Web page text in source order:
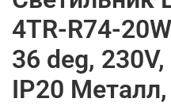
4TR-R74-
36 deg,
IP20